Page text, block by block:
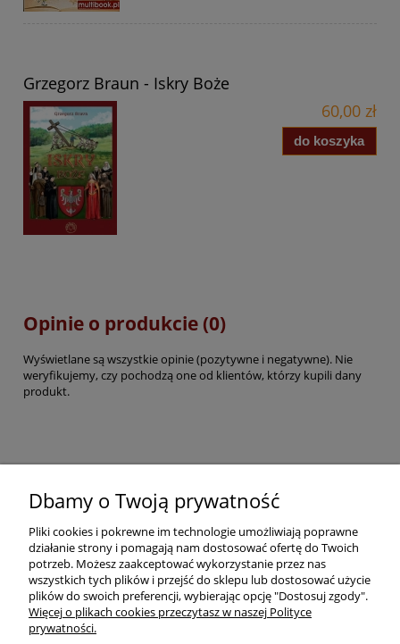
Grzegorz Braun - Iskry Boże
60,00 zł
do koszyka
Opinie o produkcie (0)
Wyświetlane są wszystkie opinie (pozytywne i negatywne). Nie
weryfikujemy, czy pochodzą one od klientów, którzy kupili dany
produkt.
Pomoc
Dostawa
Moje konto
Dbamy o Twoją prywatność
Pliki cookies i pokrewne im technologie umożliwiają poprawne
działanie strony i pomagają nam dostosować ofertę do Twoich
potrzeb. Możesz zaakceptować wykorzystanie przez nas
wszystkich tych plików i przejść do sklepu lub dostosować użycie
plików do swoich preferencji, wybierając opcję "Dostosuj zgody".
Więcej o plikach cookies przeczytasz w naszej Polityce
prywatności.